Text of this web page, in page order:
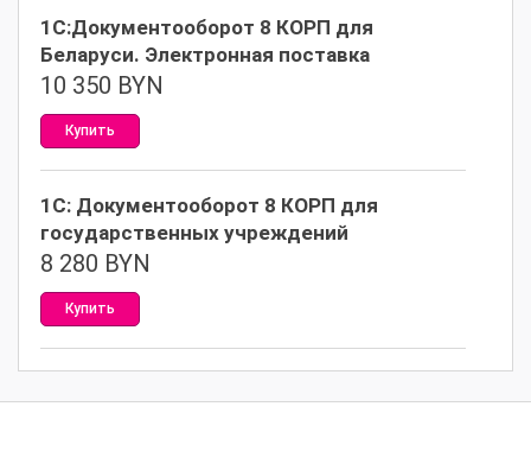
1С:Документооборот 8 КОРП для
Беларуси. Электронная поставка
10 350 BYN
Купить
1С: Документооборот 8 КОРП для
государственных учреждений
8 280 BYN
Купить